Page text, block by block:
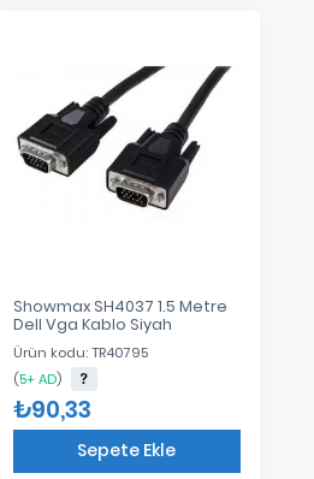
Showmax SH4037 1.5 Metre
Dell Vga Kablo Siyah
Ürün kodu: TR40795
(5+ AD)
₺90,33
Sepete Ekle